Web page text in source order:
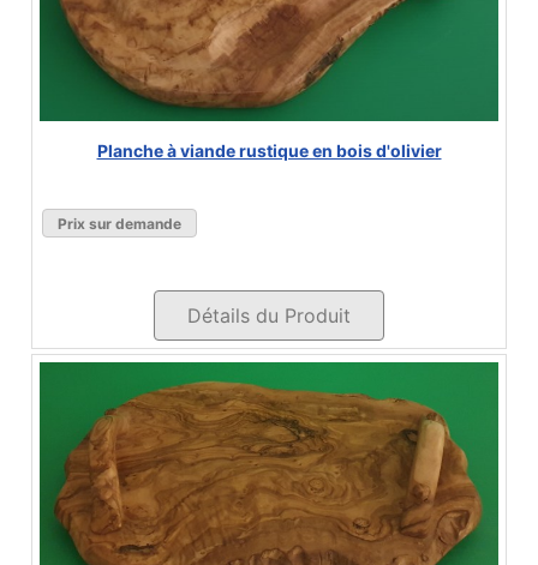
Planche à viande rustique en bois d'olivier
Prix sur demande
Détails du Produit